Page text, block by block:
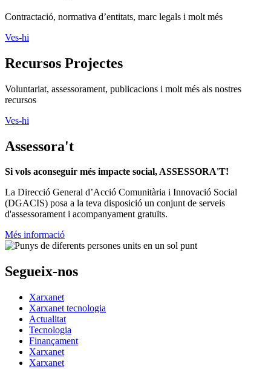
Contractació, normativa d’entitats, marc legals i molt més
Ves-hi
Recursos Projectes
Voluntariat, assessorament, publicacions i molt més als nostres
recursos
Ves-hi
Assessora't
Si vols aconseguir més impacte social, ASSESSORA'T!
La Direcció General d’Acció Comunitària i Innovació Social
(DGACIS) posa a la teva disposició un conjunt de serveis
d'assessorament i acompanyament gratuïts.
Més informació
Segueix-nos
Xarxanet
Xarxanet tecnologia
Actualitat
Tecnologia
Finançament
Xarxanet
Xarxanet